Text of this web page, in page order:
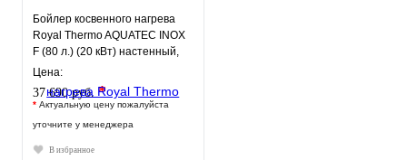
Бойлер косвенного нагрева
Royal Thermo AQUATEC INOX
F (80 л.) (20 кВт) настенный,
нерж. сталь
Цена:
37 690 руб. *
* Актуальную цену пожалуйста
уточните у менеджера
В избранное